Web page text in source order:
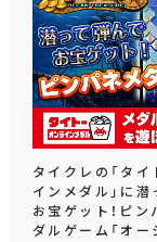
タイクレの「タイ
インメダル」に潜
お宝ゲット！ピン
ダルゲーム「オ